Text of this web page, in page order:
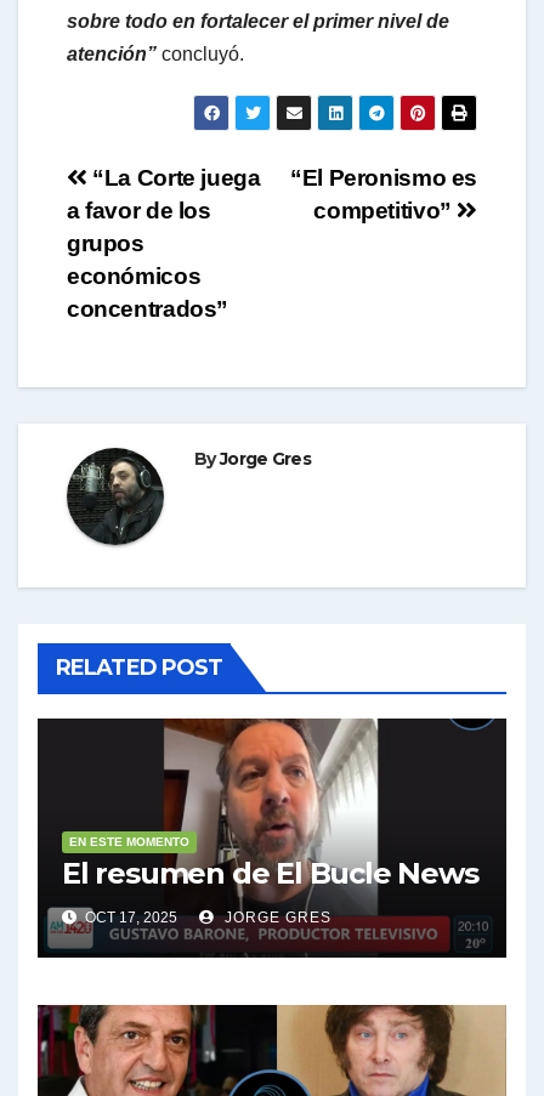
sobre todo en fortalecer el primer nivel de
atención” concluyó.
Navegación
de
entradas
“El Peronismo es
competitivo”
“La Corte juega
a favor de los
grupos
económicos
concentrados”
ByJorge Gres
RELATED POST
EN ESTE MOMENTO
El resumen de El Bucle News
OCT 17, 2025 JORGE GRES